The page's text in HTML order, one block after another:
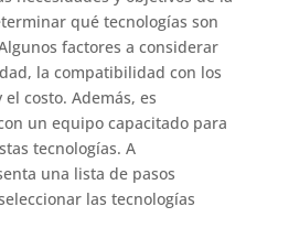
qué tecnologías son
factores a considerar
la compatibilidad con los
costo. Además, es
un equipo capacitado para
tecnologías. A
una lista de pasos
las tecnologías